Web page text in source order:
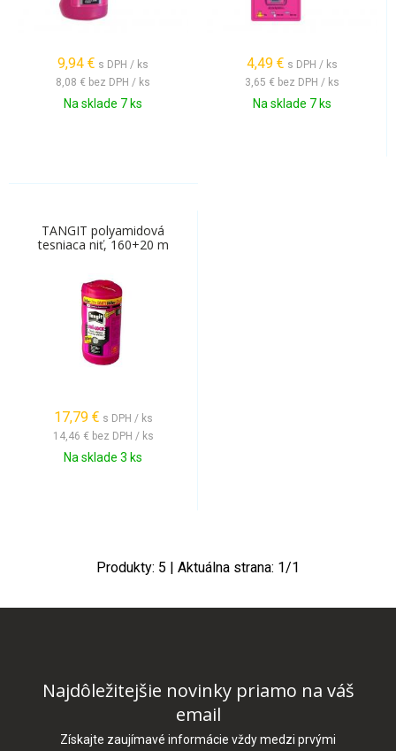
9,94 € s DPH / ks
8,08 € bez DPH / ks
Na sklade 7 ks
4,49 € s DPH / ks
3,65 € bez DPH / ks
Na sklade 7 ks
TANGIT polyamidová
tesniaca niť, 160+20 m
17,79 € s DPH / ks
14,46 € bez DPH / ks
Na sklade 3 ks
Produkty: 5 | Aktuálna strana: 1/1
Najdôležitejšie novinky priamo na váš
email
Získajte zaujímavé informácie vždy medzi prvými